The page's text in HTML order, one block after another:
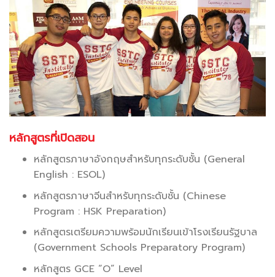
หลักสูตรที่เปิดสอน
หลักสูตรภาษาอังกฤษสำหรับทุกระดับชั้น (General
English : ESOL)
หลักสูตรภาษาจีนสำหรับทุกระดับชั้น (Chinese
Program : HSK Preparation)
หลักสูตรเตรียมความพร้อมนักเรียนเข้าโรงเรียนรัฐบาล
(Government Schools Preparatory Program)
หลักสูตร GCE “O” Level